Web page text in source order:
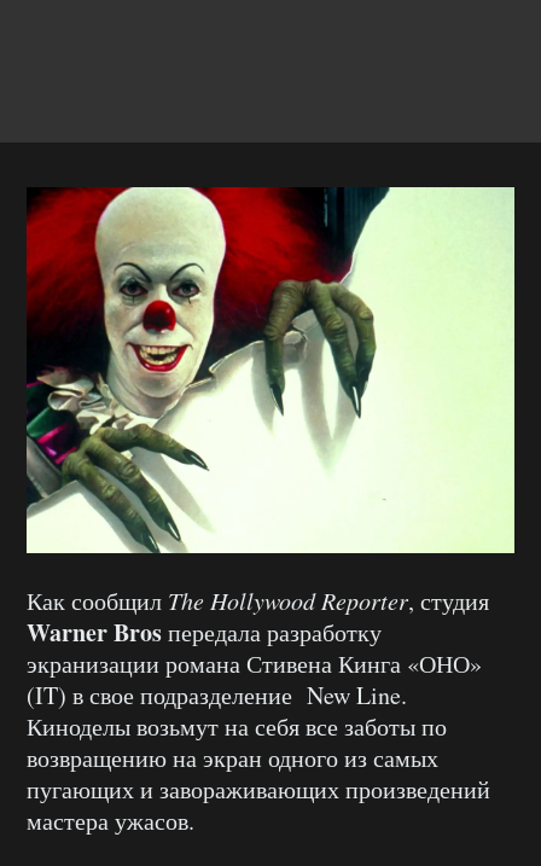
Как сообщил The Hollywood Reporter, студия
Warner Brosпередала разработку
экранизации романа Стивена Кинга «ОНО»
(IT) в свое подразделение New Line.
Киноделы возьмут на себя все заботы по
возвращению на экран одного из самых
пугающих и завораживающих произведений
мастера ужасов.